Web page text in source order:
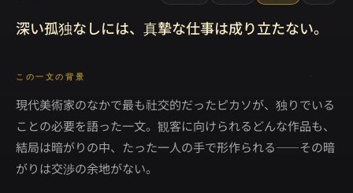
深い孤独なしには、真摯な仕事は成り立たない。
この一文の背景
現代美術家のなかで最も社交的だったピカソが、独りでいる
ことの必要を語った一文。観客に向けられるどんな作品も、
結局は暗がりの中、たった一人の手で形作られる――その暗
がりは交渉の余地がない。